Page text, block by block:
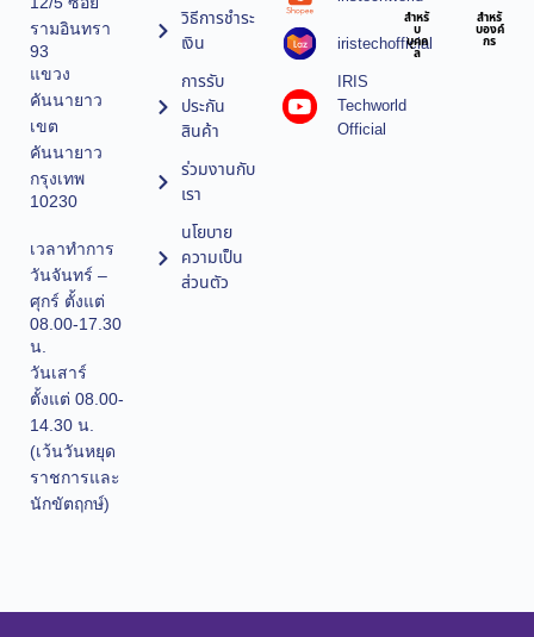
รามอินทรา
93
แขวง
คันนายาว
เขต
คันนายาว
กรุงเทพ
10230
เวลาทำการ
วันจันทร์ –
ศุกร์ ตั้งแต่
08.00-17.30
น.
วันเสาร์
ตั้งแต่ 08.00-
14.30 น.
(เว้นวันหยุด
ราชการและ
นักขัตฤกษ์)
วิธีการชำระ
เงิน
การรับ
ประกัน
สินค้า
ร่วมงานกับ
เรา
นโยบาย
ความเป็น
ส่วนตัว
iristechofficial
IRIS
Techworld
Official
สำหรั
บ
บุคค
ล
สำหรั
บองค์
กร